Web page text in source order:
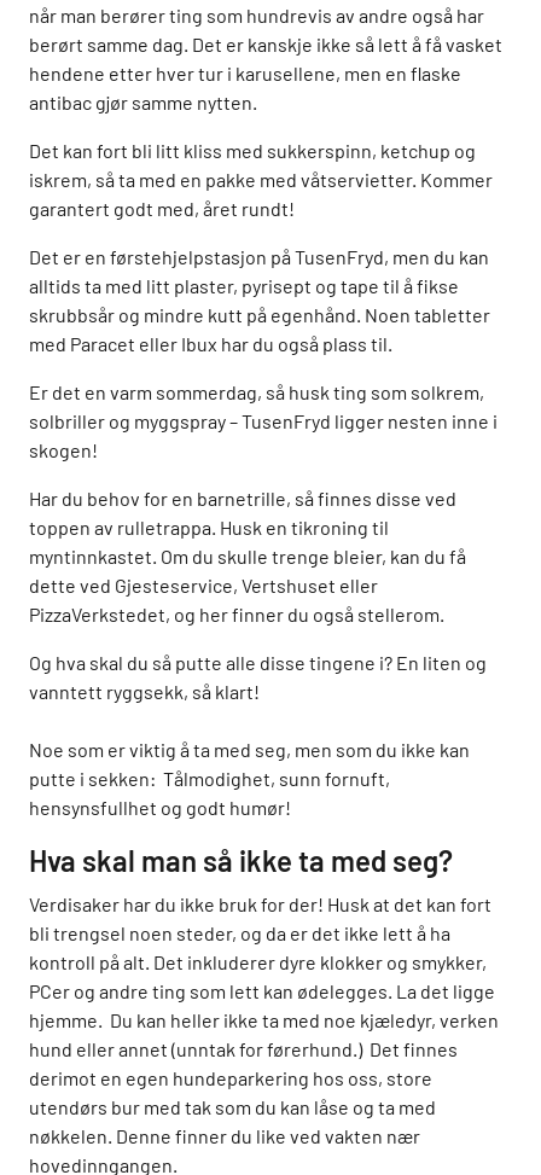
når man berører ting som hundrevis av andre også har
berørt samme dag. Det er kanskje ikke så lett å få vasket
hendene etter hver tur i karusellene, men en flaske
antibac gjør samme nytten.
Det kan fort bli litt kliss med sukkerspinn, ketchup og
iskrem, så ta med en pakke med våtservietter. Kommer
garantert godt med, året rundt!
Det er en førstehjelpstasjon på TusenFryd, men du kan
alltids ta med litt plaster, pyrisept og tape til å fikse
skrubbsår og mindre kutt på egenhånd. Noen tabletter
med Paracet eller Ibux har du også plass til.
Er det en varm sommerdag, så husk ting som solkrem,
solbriller og myggspray – TusenFryd ligger nesten inne i
skogen!
Har du behov for en barnetrille, så finnes disse ved
toppen av rulletrappa. Husk en tikroning til
myntinnkastet. Om du skulle trenge bleier, kan du få
dette ved Gjesteservice, Vertshuset eller
PizzaVerkstedet, og her finner du også stellerom.
Og hva skal du så putte alle disse tingene i? En liten og
vanntett ryggsekk, så klart!
Noe som er viktig å ta med seg, men som du ikke kan
putte i sekken: Tålmodighet, sunn fornuft,
hensynsfullhet og godt humør!
Hva skal man så ikke ta med seg?
Verdisaker har du ikke bruk for der! Husk at det kan fort
bli trengsel noen steder, og da er det ikke lett å ha
kontroll på alt. Det inkluderer dyre klokker og smykker,
PCer og andre ting som lett kan ødelegges. La det ligge
hjemme. Du kan heller ikke ta med noe kjæledyr, verken
hund eller annet (unntak for førerhund.) Det finnes
derimot en egen hundeparkering hos oss, store
utendørs bur med tak som du kan låse og ta med
nøkkelen. Denne finner du like ved vakten nær
hovedinngangen.